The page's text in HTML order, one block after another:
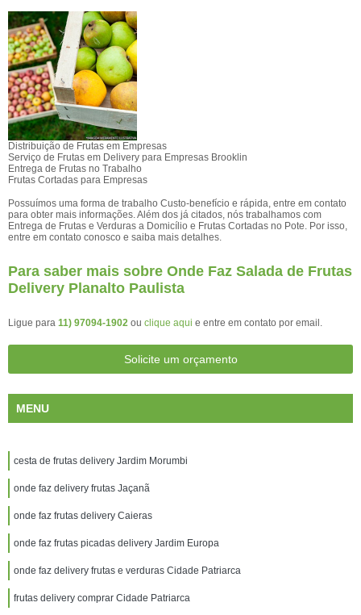
Distribuição de Frutas em Empresas
Serviço de Frutas em Delivery para Empresas Brooklin
Entrega de Frutas no Trabalho
Frutas Cortadas para Empresas
Possuímos uma forma de trabalho Custo-benefício e rápida, entre em contato
para obter mais informações. Além dos já citados, nós trabalhamos com
Entrega de Frutas e Verduras a Domicílio e Frutas Cortadas no Pote. Por isso,
entre em contato conosco e saiba mais detalhes.
Para saber mais sobre Onde Faz Salada de Frutas
Delivery Planalto Paulista
Ligue para 11) 97094-1902 ou clique aqui e entre em contato por email.
Solicite um orçamento
MENU
cesta de frutas delivery Jardim Morumbi
onde faz delivery frutas Jaçanã
onde faz frutas delivery Caieras
onde faz frutas picadas delivery Jardim Europa
onde faz delivery frutas e verduras Cidade Patriarca
frutas delivery comprar Cidade Patriarca